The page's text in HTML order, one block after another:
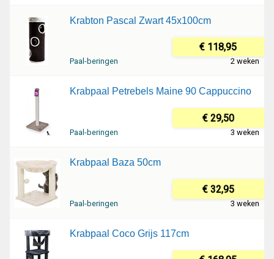
Krabton Pascal Zwart 45x100cm
€ 118,95
Paal-beringen 2 weken
Krabpaal Petrebels Maine 90 Cappuccino
€ 29,50
Paal-beringen 3 weken
Krabpaal Baza 50cm
€ 32,95
Paal-beringen 3 weken
Krabpaal Coco Grijs 117cm